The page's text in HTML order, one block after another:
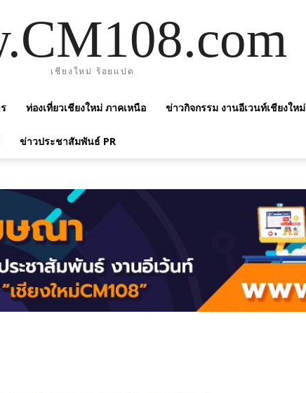
เชียงใหม่ ร้อยแปด
ท่องเที่ยวเชียงใหม่ ภาคเหนือ ข่าวกิจกรรม งานอีเวนท์เชียงใหม่
ข่าวประชาสัมพันธ์ PR